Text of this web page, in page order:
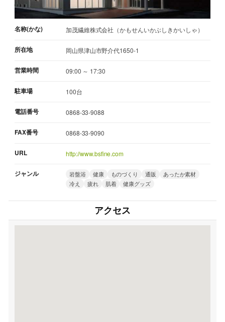
名称(かな) 加茂繊維株式会社（かもせんいかぶしきかいしゃ）
所在地 岡山県津山市野介代1650-1
営業時間 09:00 ～ 17:30
駐車場 100台
電話番号 0868-33-9088
FAX番号 0868-33-9090
URL http://www.bsfine.com
ジャンル 岩盤浴 健康 ものづくり 通販
あったか素材
冷え
疲れ 肌着 健康グッズ
アクセス